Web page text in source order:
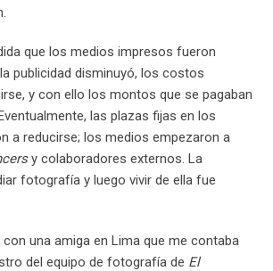
que los medios impresos fueron
publicidad disminuyó, los costos
y con ello los montos que se pagaban
las plazas fijas en los
a reducirse; los medios empezaron a
y colaboradores externos. La
fotografía y luego vivir de ella fue
una amiga en Lima que me contaba
del equipo de fotografía de El